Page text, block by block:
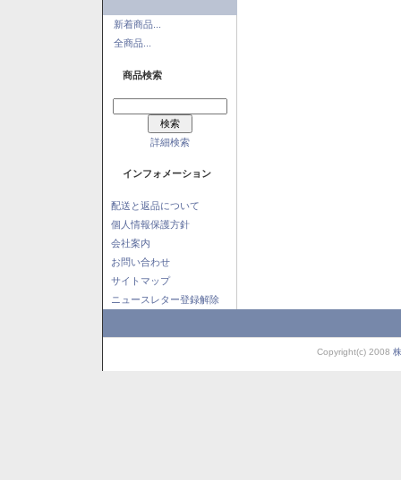
新着商品...
全商品...
商品検索
詳細検索
インフォメーション
配送と返品について
個人情報保護方針
会社案内
お問い合わせ
サイトマップ
ニュースレター登録解除
Copyright(c) 2008